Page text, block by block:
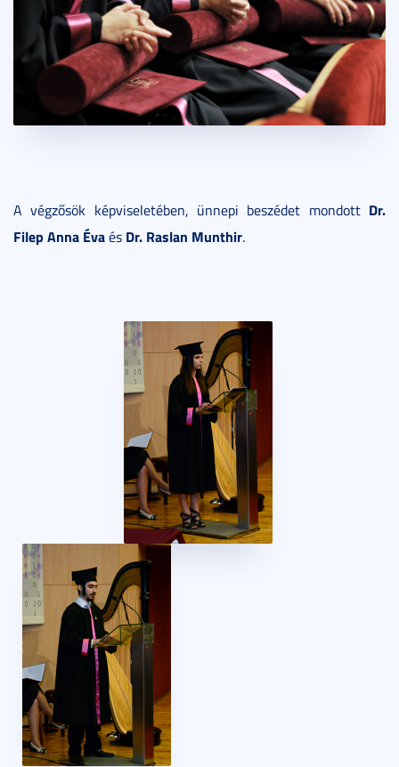
A végzősök képviseletében, ünnepi beszédet mondott Dr.
Filep Anna Évaés Dr. Raslan Munthir.